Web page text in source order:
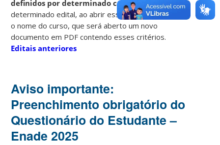
definidos por determinado cursoem um
determinado edital, ao abrir esse edital, clicar sobre
o nome do curso, que será aberto um novo
documento em PDF contendo esses critérios.
Editais anteriores
Aviso importante:
Preenchimento obrigatório do
Questionário do Estudante –
Enade 2025